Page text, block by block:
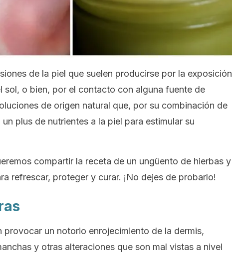
de la piel que suelen producirse por la exposición
sol, o bien, por el contacto con alguna fuente de
de origen natural que, por su combinación de
plus de nutrientes a la piel para estimular su
compartir la receta de un ungüento de hierbas y
refrescar, proteger y curar. ¡No dejes de probarlo!
provocar un notorio enrojecimiento de la dermis,
y otras alteraciones que son mal vistas a nivel